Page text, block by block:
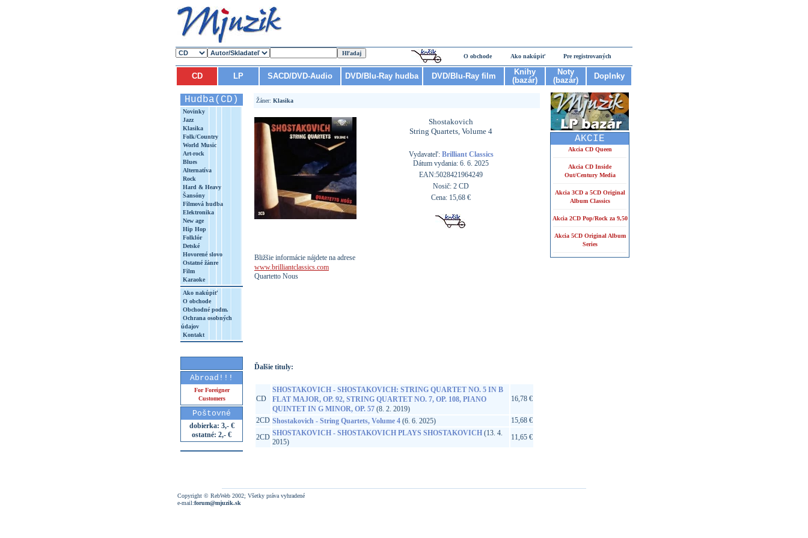
O obchode Ako nakúpiť Pre registrovaných
CD LP SACD/DVD-Audio DVD/Blu-Ray hudba DVD/Blu-Ray film
Knihy
(bazár)
Noty
(bazár)
Doplnky
Hudba(CD)
Novinky
Jazz
Klasika
Folk/Country
World Music
Art-rock
Blues
Alternatíva
Rock
Hard & Heavy
Šansóny
Filmová hudba
Elektronika
New age
Hip Hop
Folklór
Detské
Hovorené slovo
Ostatné žánre
Film
Karaoke
Ako nakúpiť
O obchode
Obchodné podm.
Ochrana osobných
údajov
Kontakt
Abroad!!!
For Foreigner
Customers
Poštovné
dobierka: 3,- €
ostatné: 2,- €
Žáner: Klasika
Shostakovich
String Quartets, Volume 4
Vydavateľ: Brilliant Classics
Dátum vydania: 6. 6. 2025
EAN:5028421964249
Nosič: 2 CD
Cena: 15,68 €
Bližšie informácie nájdete na adrese
www.brilliantclassics.com
Quartetto Nous
Ďalšie tituly:
CD
SHOSTAKOVICH - SHOSTAKOVICH: STRING QUARTET NO. 5 IN B
FLAT MAJOR, OP. 92, STRING QUARTET NO. 7, OP. 108, PIANO
QUINTET IN G MINOR, OP. 57 (8. 2. 2019)
16,78 €
2CD Shostakovich - String Quartets, Volume 4 (6. 6. 2025)
15,68 €
2CD SHOSTAKOVICH - SHOSTAKOVICH PLAYS SHOSTAKOVICH (13. 4.
2015)
11,65 €
AKCIE
Akcia CD Queen
Akcia CD Inside
Out/Century Media
Akcia 3CD a 5CD Original
Album Classics
Akcia 2CD Pop/Rock za 9,50
Akcia 5CD Original Album
Series
Copyright © RebWeb 2002; Všetky práva vyhradené
e-mail:forum@mjuzik.sk